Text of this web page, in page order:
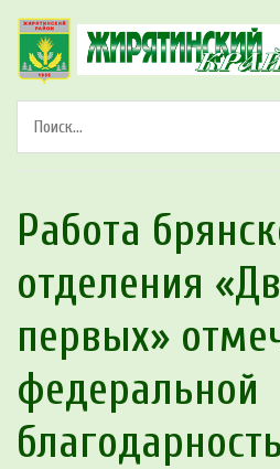
Работа
отделения
первых»
федеральной